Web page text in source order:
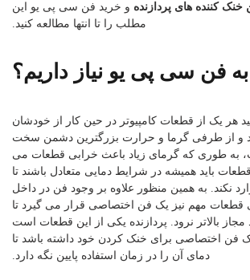
کننده های پردازنده و خرید فن سی پی یو این
مطلب را تا انتها مطالعه کنید.
فن سی پی یو نیاز داریم؟
هر یک از قطعات کامپیوتر در حین کار از خودشان
و از طرفی گرما و حرارت بزرگترین دشمن سخت
به طوری که گرمای زیاد باعث خرابی قطعات می
باید همیشه در شرایط دمایی متعادل باشند تا
نکند. به همین منظور علاوه بر وجود فن در داخل
مهم نیز یک فن اختصاصی قرار می گیرد تا
بالاتر نرود. پردازنده یکی از این قطعات است
فن اختصاصی برای خنک کردن خود داشته باشد تا
دمای آن را در زمان استفاده پایین نگه دارد.